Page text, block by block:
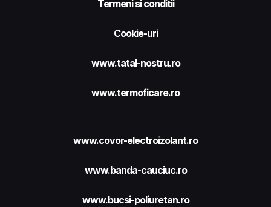
Termeni si conditii
Cookie-uri
www.tatal-nostru.ro
www.termoficare.ro
www.covor-electroizolant.ro
www.banda-cauciuc.ro
www.bucsi-poliuretan.ro